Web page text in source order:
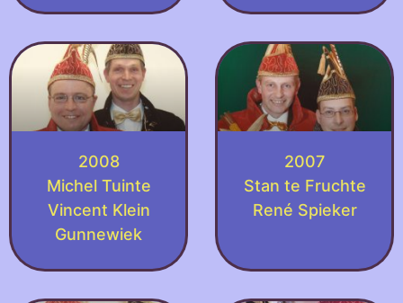
2008
Michel Tuinte
Vincent Klein
Gunnewiek
2007
Stan te Fruchte
René Spieker